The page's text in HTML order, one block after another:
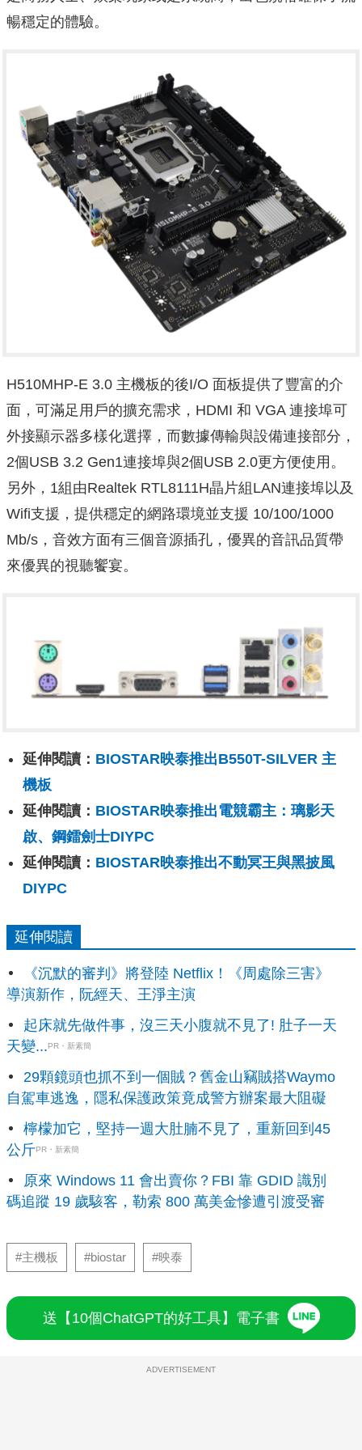
暢穩定的體驗。
H510MHP-E 3.0 主機板的後I/O 面板提供了豐富的介
面，可滿足用戶的擴充需求，HDMI 和 VGA 連接埠可
外接顯示器多樣化選擇，而數據傳輸與設備連接部分，
2個USB 3.2 Gen1連接埠與2個USB 2.0更方便使用。
另外，1組由Realtek RTL8111H晶片組LAN連接埠以及
Wifi支援，提供穩定的網路環境並支援 10/100/1000
Mb/s，音效方面有三個音源插孔，優異的音訊品質帶
來優異的視聽饗宴。
延伸閱讀： BIOSTAR映泰推出B550T-SILVER 主
機板
延伸閱讀： BIOSTAR映泰推出電競霸主：璃影天
啟、鋼鐳劍士DIYPC
延伸閱讀： BIOSTAR映泰推出不動冥王與黑披風
DIYPC
延伸閱讀
《沉默的審判》將登陸 Netflix！《周處除三害》
導演新作，阮經天、王淨主演
起床就先做件事，沒三天小腹就不見了! 肚子一天
天變...PR・新素簡
29顆鏡頭也抓不到一個賊？舊金山竊賊搭Waymo
自駕車逃逸，隱私保護政策竟成警方辦案最大阻礙
檸檬加它，堅持一週大肚腩不見了，重新回到45
公斤PR・新素簡
原來 Windows 11 會出賣你？FBI 靠 GDID 識別
碼追蹤 19 歲駭客，勒索 800 萬美金慘遭引渡受審
#主機板 #biostar #映泰
送【10個ChatGPT的好工具】電子書
ADVERTISEMENT